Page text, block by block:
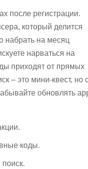
после регистрации.
который делится
набрать на месяц
нарваться на
приходят от прямых
– это мини-квест, но
обновлять
коды.